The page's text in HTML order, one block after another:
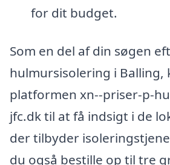
for dit budget.
Som en del af din søgen
hulmursisolering i Balling,
platformen xn--priser-p-
jfc.dk til at få indsigt i de
der tilbyder
du også bestille op til tre